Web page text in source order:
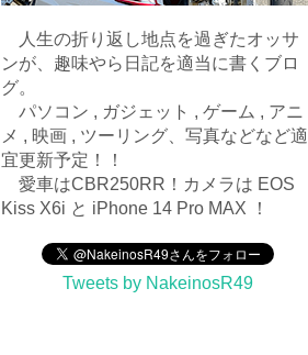
人生の折り返し地点を過ぎたオッサ
ンが、趣味やら日記を適当に書くブロ
グ。
パソコン , ガジェット , ゲーム , アニ
メ , 映画 , ツーリング、写真などなど適
宜更新予定！！
愛車はCBR250RR！カメラは EOS
Kiss X6i と iPhone 14 Pro MAX ！
Tweets by NakeinosR49